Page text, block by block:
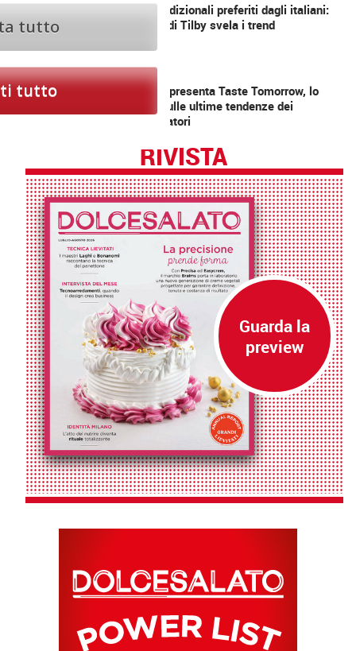
Dolci tradizionali preferiti dagli italiani:
l’analisi di Tilby svela i trend
TREND
Puratos presenta Taste Tomorrow, lo
studio sulle ultime tendenze dei
consumatori
RIVISTA
tutto
tutto